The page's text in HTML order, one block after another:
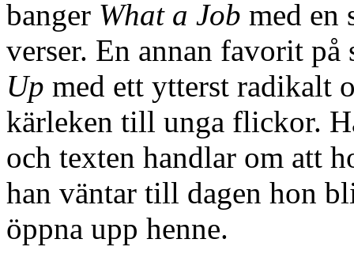
banger What a Job med en
verser. En annan favorit
Up med ett ytterst radikalt
kärleken till unga flickor.
och texten handlar om att
han väntar till dagen hon
öppna upp henne.